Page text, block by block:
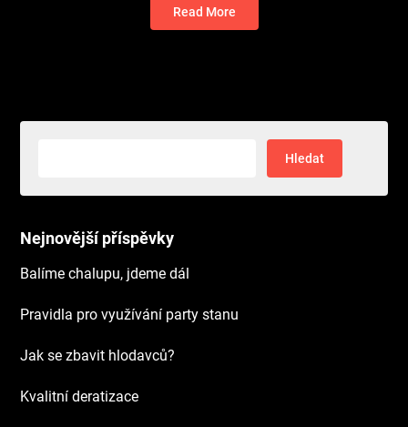
Read More
Nejnovější příspěvky
Balíme chalupu, jdeme dál
Pravidla pro využívání party stanu
Jak se zbavit hlodavců?
Kvalitní deratizace